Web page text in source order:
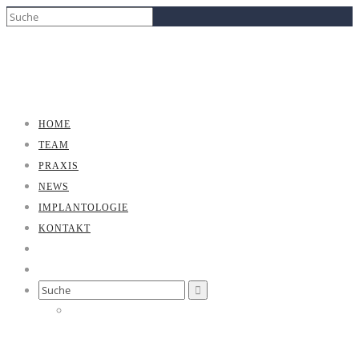
HOME
TEAM
PRAXIS
NEWS
IMPLANTOLOGIE
KONTAKT
Search
for: